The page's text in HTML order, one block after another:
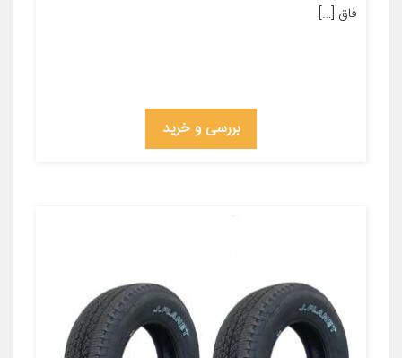
فاق […]
بررسی و خرید